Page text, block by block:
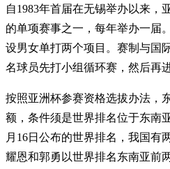
自1983年首届在无锡举办以来，
的单项赛事之一，每年举办一届
设男女单打两个项目。赛制与国
名球员先打小组循环赛，然后再
按照亚洲杯参赛资格选拔办法，
额，条件须是世界排名位于东南
月16日公布的世界排名，我国有
耀恩和郭勇以世界排名东南亚前